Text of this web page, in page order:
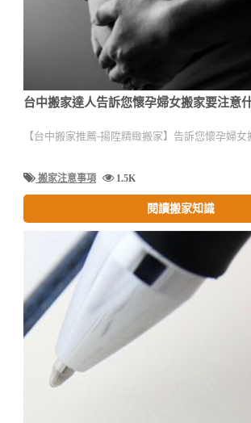
台中搬家達人告訴您懷孕婦女搬家要注意
【台中搬家推薦-揚陞精緻搬家】告訴您懷孕婦
搬家注意事項 1.5K
閱讀搬家知識